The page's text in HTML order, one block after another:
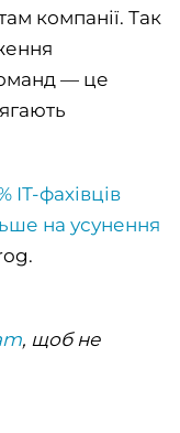
компанії. Так
— це
ІТ-фахівців
на усунення
, щоб не